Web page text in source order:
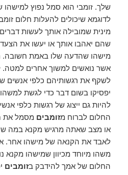
שלך. זומבי הוא סמל נפוץ
לדוגמא שיכולים להעלות חלום
מינית שמובילה אותך לעשות
שהם יאהבו אותך או יעשו את
מישהו שהדעה שלו באמת חשובה.
אשר נואשים למשוך אחרים למטה.
לשקף את רגשותיהם כלפי אנשים
יפסיקו בשום דבר כדי לגשת
להיות גם ייצוג של רגשות כלפי
החלום לברוח מזומבים מסמל את
או מצב שאתה מרגיש מקנא במה
לאבד את הקנאה של מישהו אחר.
משהו מיוחד מכיוון שמישהו מקנא
החלום של אמך להידבק בזומבים